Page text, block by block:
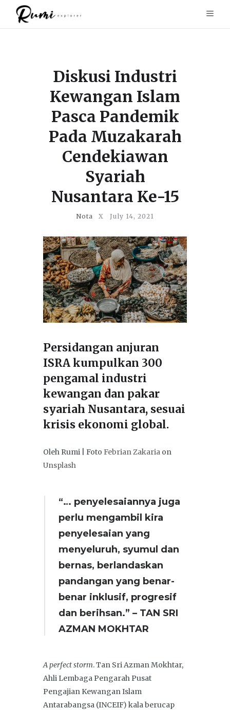
Diskusi Industri
Kewangan Islam
Pasca Pandemik
Pada Muzakarah
Cendekiawan
Syariah
Nusantara Ke-15
Nota X July 14, 2021
Persidangan anjuran
ISRA kumpulkan 300
pengamal industri
kewangan dan pakar
syariah Nusantara, sesuai
krisis ekonomi global.
Oleh Rumi | Foto Febrian Zakaria on
Unsplash
“… penyelesaiannya juga
perlu mengambil kira
penyelesaian yang
menyeluruh, syumul dan
bernas, berlandaskan
pandangan yang benar-
benar inklusif, progresif
dan berihsan.” – TAN SRI
AZMAN MOKHTAR
A perfect storm. Tan Sri Azman Mokhtar,
Ahli Lembaga Pengarah Pusat
Pengajian Kewangan Islam
Antarabangsa (INCEIF) kala berucap